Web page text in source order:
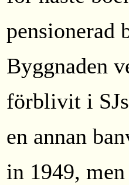
pensionerad
Byggnaden
förblivit i
en annan
in 1949, men